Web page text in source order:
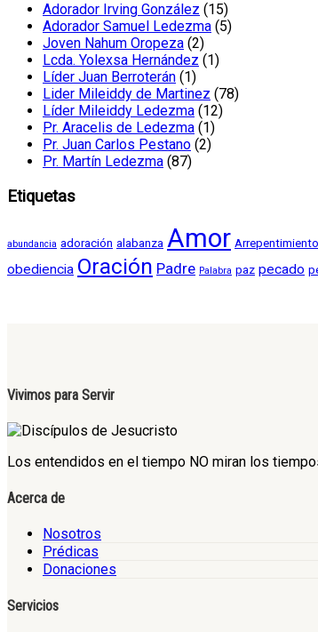
Adorador Irving González (15)
Adorador Samuel Ledezma (5)
Joven Nahum Oropeza (2)
Lcda. Yolexsa Hernández (1)
Líder Juan Berroterán (1)
Lider Mileiddy de Martinez (78)
Líder Mileiddy Ledezma (12)
Pr. Aracelis de Ledezma (1)
Pr. Juan Carlos Pestano (2)
Pr. Martín Ledezma (87)
Etiquetas
abundancia adoración alabanza Amor Arrepentimiento
obediencia Oración Padre Palabra paz pecado
Vivimos para Servir
Los entendidos en el tiempo NO miran los
Acerca de
Nosotros
Prédicas
Donaciones
Servicios